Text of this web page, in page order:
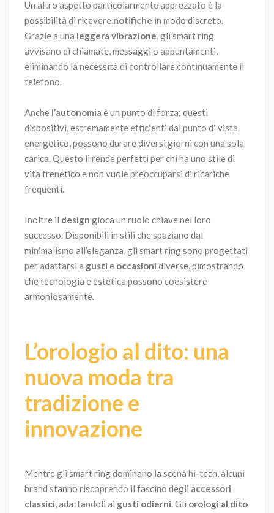
Un altro aspetto particolarmente apprezzato è la
possibilità di ricevere notifiche in modo discreto.
Grazie a una leggera vibrazione, gli smart ring
avvisano di chiamate, messaggi o appuntamenti,
eliminando la necessità di controllare continuamente il
telefono.
Anche l’autonomia è un punto di forza: questi
dispositivi, estremamente efficienti dal punto di vista
energetico, possono durare diversi giorni con una sola
carica. Questo li rende perfetti per chi ha uno stile di
vita frenetico e non vuole preoccuparsi di ricariche
frequenti.
Inoltre il design gioca un ruolo chiave nel loro
successo. Disponibili in stili che spaziano dal
minimalismo all’eleganza, gli smart ring sono progettati
per adattarsi a gusti e occasioni diverse, dimostrando
che tecnologia e estetica possono coesistere
armoniosamente.
L’orologio al dito: una
nuova moda tra
tradizione e
innovazione
Mentre gli smart ring dominano la scena hi-tech, alcuni
brand stanno riscoprendo il fascino degli accessori
classici, adattandoli ai gusti odierni. Gli orologi al dito